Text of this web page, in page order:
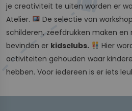
je creativiteit te uiten worden er
Atelier.
De selectie van
schilderen, zeefdrukken maken
bevinden er kidsclubs.
Hier
activiteiten gehouden waar
hebben. Voor iedereen is er iets